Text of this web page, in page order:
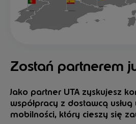
Zostań partnerem
Jako partner UTA zyskujesz
współpracy z dostawcą
mobilności, który cieszy się